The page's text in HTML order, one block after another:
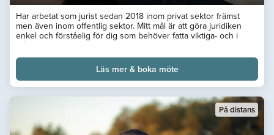
Har arbetat som jurist sedan 2018 inom privat sektor främst
men även inom offentlig sektor. Mitt mål är att göra juridiken
enkel och förståelig för dig som behöver fatta viktiga- och i
många fall livsavgörande beslut.
Hör av dig så kan jag vägleda dig i dina frågor.
Läs mer & boka möte
På distans